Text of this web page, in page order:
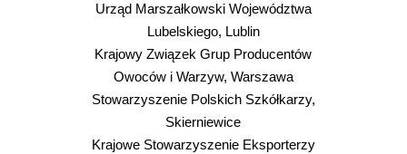
Urząd Marszałkowski Województwa
Lubelskiego, Lublin
Krajowy Związek Grup Producentów
Owoców i Warzyw, Warszawa
Stowarzyszenie Polskich Szkółkarzy,
Skierniewice
Krajowe Stowarzyszenie Eksporterzy